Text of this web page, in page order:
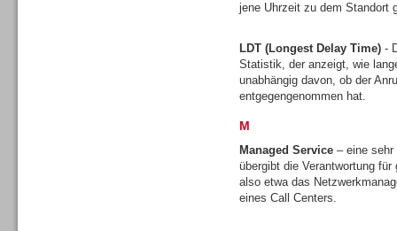
jene Uhrzeit zu dem Standort
LDT (Longest Delay Time) -
Statistik, der anzeigt, wie
unabhängig davon, ob der
entgegengenommen hat.
M
Managed Service – eine sehr
übergibt die Verantwortung
also etwa das
eines Call Centers.